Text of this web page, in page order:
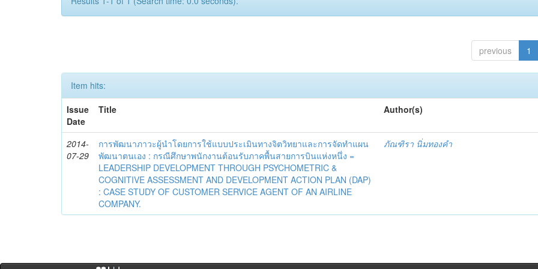
previous 1
Item hits:
Issue
Date
Title Author(s)
2014-
07-29
การพัฒนาภาวะผู้นำโดยการใช้แบบประเมินทางจิตวิทยาและการจัดทำแผน
พัฒนาตนเอง : กรณีศึกษาพนักงานต้อนรับภาคพื้นสายการบินแห่งหนึ่ง =
LEADERSHIP DEVELOPMENT THROUGH PSYCHOMETRIC &
COGNITIVE ASSESSMENT AND DEVELOPMENT ACTION PLAN (DAP)
: CASE STUDY OF CUSTOMER SERVICE AGENT OF AN AIRLINE
COMPANY.
ภัณฑิรา นิ่มทองคำ